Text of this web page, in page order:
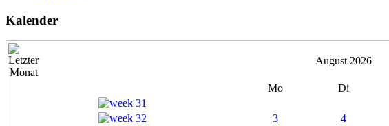
Kalender
August 2026
Mo Di
3
4